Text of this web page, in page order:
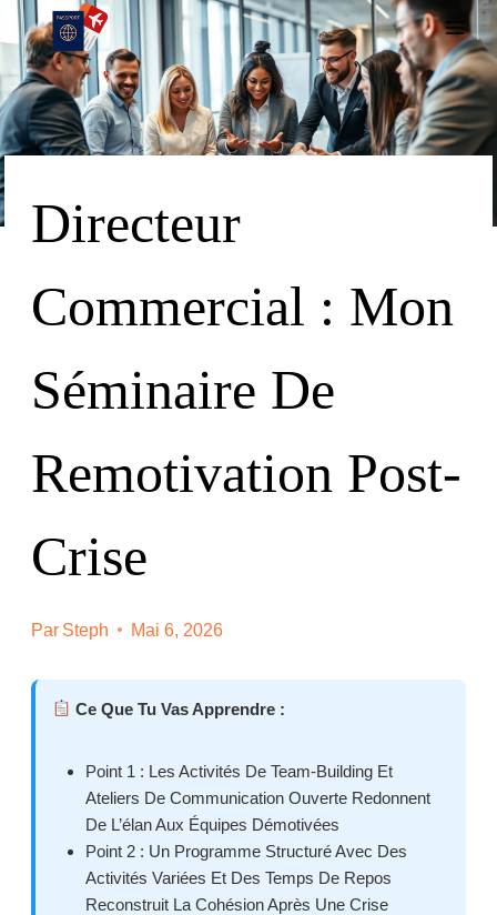
Skip
To
Content
Directeur
Commercial : Mon
Séminaire De
Remotivation Post-
Crise
Par Steph Mai 6, 2026
Ce Que Tu Vas Apprendre :
Point 1 : Les Activités De Team-Building Et
Ateliers De Communication Ouverte Redonnent
De L’élan Aux Équipes Démotivées
Point 2 : Un Programme Structuré Avec Des
Activités Variées Et Des Temps De Repos
Reconstruit La Cohésion Après Une Crise